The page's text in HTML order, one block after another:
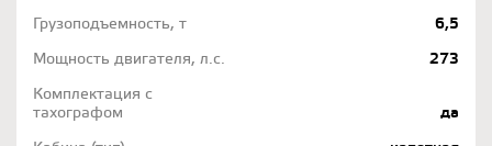
Грузоподъемность, т
6,5
Мощность двигателя, л.с.
273
Комплектация с
тахографом
да